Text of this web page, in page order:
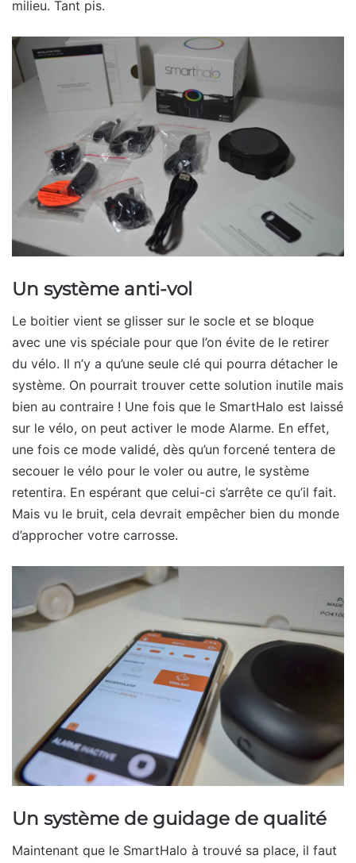
milieu. Tant pis.
Un système anti-vol
Le boitier vient se glisser sur le socle et se bloque
avec une vis spéciale pour que l’on évite de le retirer
du vélo. Il n’y a qu’une seule clé qui pourra détacher le
système. On pourrait trouver cette solution inutile mais
bien au contraire ! Une fois que le SmartHalo est laissé
sur le vélo, on peut activer le mode Alarme. En effet,
une fois ce mode validé, dès qu’un forcené tentera de
secouer le vélo pour le voler ou autre, le système
retentira. En espérant que celui-ci s’arrête ce qu’il fait.
Mais vu le bruit, cela devrait empêcher bien du monde
d’approcher votre carrosse.
Un système de guidage de qualité
Maintenant que le SmartHalo à trouvé sa place, il faut